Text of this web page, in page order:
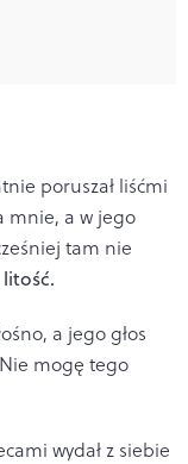
poruszał liśćmi
mnie, a w jego
tam nie
litość.
a jego głos
mogę tego
wydał z siebie